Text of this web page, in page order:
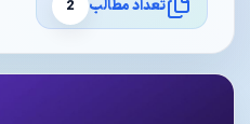
تعداد مطالب
2